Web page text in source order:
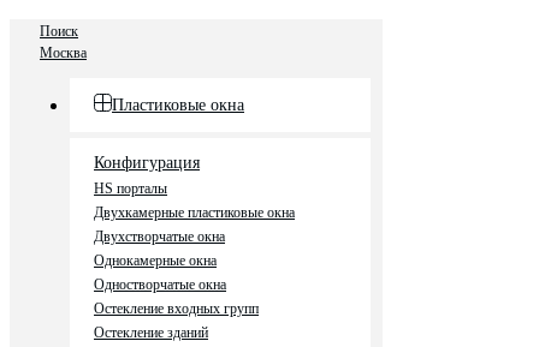
Поиск
Москва
Пластиковые окна
Конфигурация
HS порталы
Двухкамерные пластиковые окна
Двухстворчатые окна
Однокамерные окна
Одностворчатые окна
Остекление входных групп
Остекление зданий